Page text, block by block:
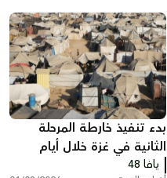
بدء تنفيذ خارطة المرحلة
الثانية في غزة خلال أيام
يافا 48